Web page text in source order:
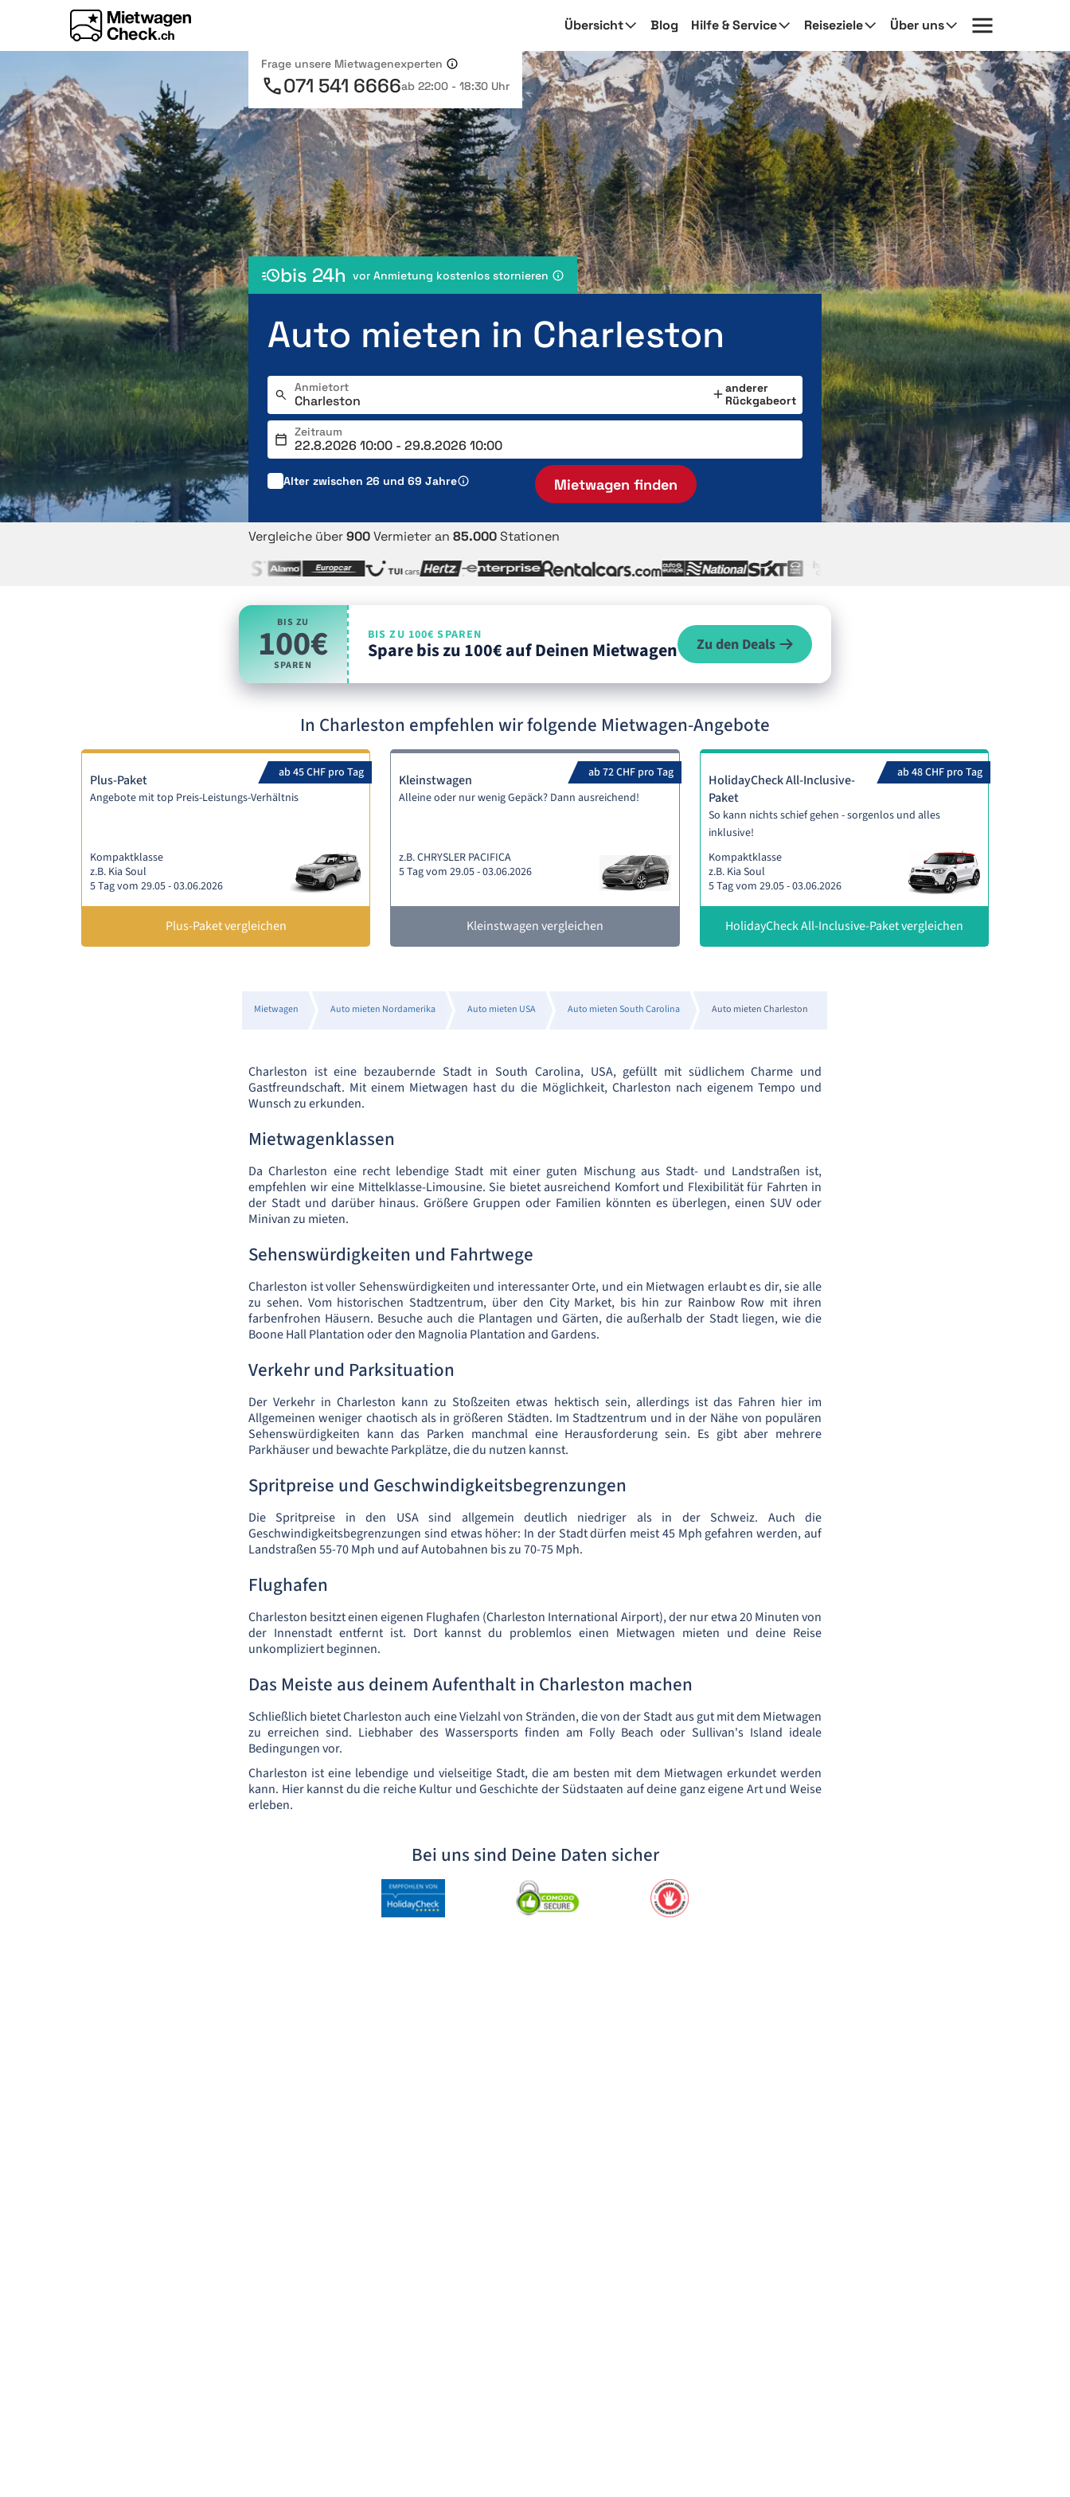
Übersicht Blog Hilfe & Service Reiseziele Über uns
Frage unsere Mietwagenexperten
071 541 6666ab 22:00 - 18:30 Uhr
bis 24h vor Anmietung kostenlos stornieren
Auto mieten in Charleston
Anmietort
anderer
Rückgabeort
Zeitraum
Alter zwischen 26 und 69 Jahre Mietwagen finden
Vergleiche über900Vermieter an 85.000Stationen
BIS ZU
100€
SPAREN
BIS ZU 100€ SPAREN
Spare bis zu 100€ auf Deinen Mietwagen Zu den Deals
In Charleston empfehlen wir folgende Mietwagen-Angebote
ab 45 CHF pro Tag
Plus-Paket
Angebote mit top Preis-Leistungs-Verhältnis
Kompaktklasse
z.B. Kia Soul
5 Tag vom 29.05 - 03.06.2026
Plus-Paket vergleichen
ab 72 CHF pro Tag
Kleinstwagen
Alleine oder nur wenig Gepäck? Dann ausreichend!
z.B. CHRYSLER PACIFICA
5 Tag vom 29.05 - 03.06.2026
Kleinstwagen vergleichen
ab 48 CHF pro Tag
HolidayCheck All-Inclusive-
Paket
So kann nichts schief gehen - sorgenlos und alles
inklusive!
Kompaktklasse
z.B. Kia Soul
5 Tag vom 29.05 - 03.06.2026
HolidayCheck All-Inclusive-Paket vergleichen
Mietwagen Auto mieten Nordamerika Auto mieten USA Auto mieten South Carolina Auto mieten Charleston
Charleston ist eine bezaubernde Stadt in South Carolina, USA, gefüllt mit südlichem Charme und
Gastfreundschaft. Mit einem Mietwagen hast du die Möglichkeit, Charleston nach eigenem Tempo und
Wunsch zu erkunden.
Mietwagenklassen
Da Charleston eine recht lebendige Stadt mit einer guten Mischung aus Stadt- und Landstraßen ist,
empfehlen wir eine Mittelklasse-Limousine. Sie bietet ausreichend Komfort und Flexibilität für Fahrten in
der Stadt und darüber hinaus. Größere Gruppen oder Familien könnten es überlegen, einen SUV oder
Minivan zu mieten.
Sehenswürdigkeiten und Fahrtwege
Charleston ist voller Sehenswürdigkeiten und interessanter Orte, und ein Mietwagen erlaubt es dir, sie alle
zu sehen. Vom historischen Stadtzentrum, über den City Market, bis hin zur Rainbow Row mit ihren
farbenfrohen Häusern. Besuche auch die Plantagen und Gärten, die außerhalb der Stadt liegen, wie die
Boone Hall Plantation oder den Magnolia Plantation and Gardens.
Verkehr und Parksituation
Der Verkehr in Charleston kann zu Stoßzeiten etwas hektisch sein, allerdings ist das Fahren hier im
Allgemeinen weniger chaotisch als in größeren Städten. Im Stadtzentrum und in der Nähe von populären
Sehenswürdigkeiten kann das Parken manchmal eine Herausforderung sein. Es gibt aber mehrere
Parkhäuser und bewachte Parkplätze, die du nutzen kannst.
Spritpreise und Geschwindigkeitsbegrenzungen
Die Spritpreise in den USA sind allgemein deutlich niedriger als in der Schweiz. Auch die
Geschwindigkeitsbegrenzungen sind etwas höher: In der Stadt dürfen meist 45 Mph gefahren werden, auf
Landstraßen 55-70 Mph und auf Autobahnen bis zu 70-75 Mph.
Flughafen
Charleston besitzt einen eigenen Flughafen (Charleston International Airport), der nur etwa 20 Minuten von
der Innenstadt entfernt ist. Dort kannst du problemlos einen Mietwagen mieten und deine Reise
unkompliziert beginnen.
Das Meiste aus deinem Aufenthalt in Charleston machen
Schließlich bietet Charleston auch eine Vielzahl von Stränden, die von der Stadt aus gut mit dem Mietwagen
zu erreichen sind. Liebhaber des Wassersports finden am Folly Beach oder Sullivan's Island ideale
Bedingungen vor.
Charleston ist eine lebendige und vielseitige Stadt, die am besten mit dem Mietwagen erkundet werden
kann. Hier kannst du die reiche Kultur und Geschichte der Südstaaten auf deine ganz eigene Art und Weise
erleben.
Bei uns sind Deine Daten sicher